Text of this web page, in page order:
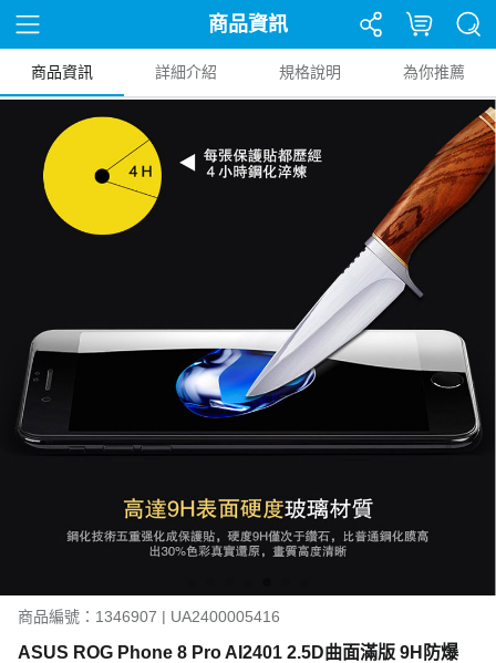
商品資訊
商品資訊 詳細介紹 規格說明 為你推薦
商品編號：1346907 | UA2400005416
ASUS ROG Phone 8 Pro AI2401 2.5D曲面滿版 9H防爆